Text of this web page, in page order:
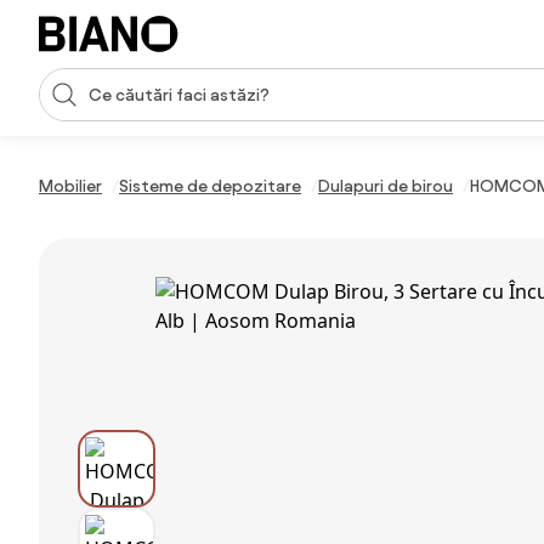
Sari peste navigare, accesează conținutul
Introducerea căutării
Mobilier Sisteme de depozitare Dulapuri de birou